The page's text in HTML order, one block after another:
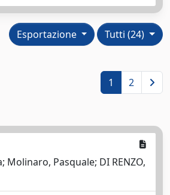
Tutti (24)
Esportazione
1 2
Pasquale; DI RENZO,